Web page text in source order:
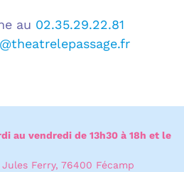
au 02.35.29.22.81
au vendredi de 13h30 à 18h et le
Ferry, 76400 Fécamp